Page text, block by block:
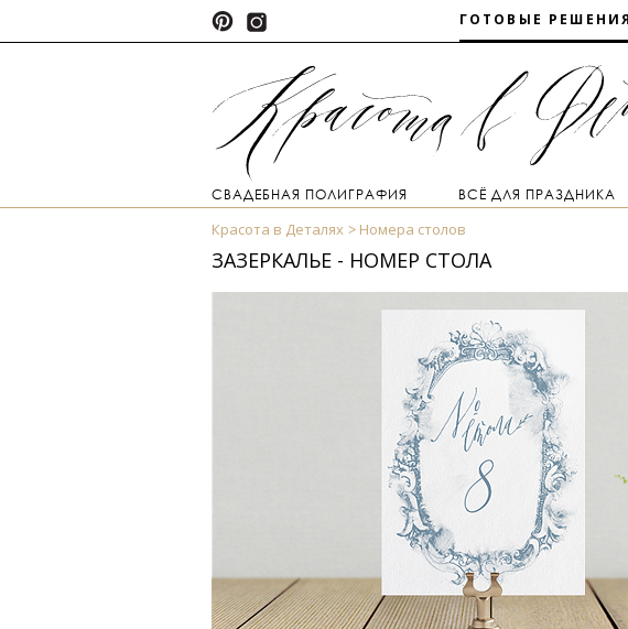
ГОТОВЫЕ РЕШЕНИЯ
СВАДЕБНАЯ ПОЛИГРАФИЯ ВСЁ ДЛЯ ПРАЗДНИКА
Красота в Деталях Номера столов
ЗАЗЕРКАЛЬЕ - НОМЕР СТОЛА